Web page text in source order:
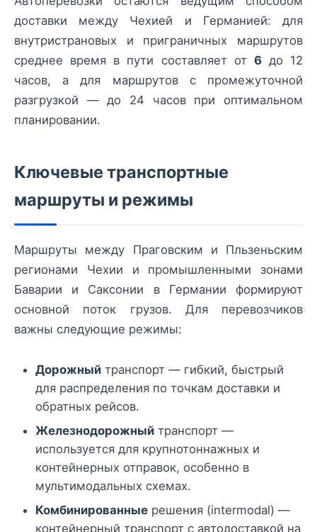
доставки между Чехией и Германией: для
внутристрановых и приграничных маршрутов
среднее время в пути составляет от 6до 12
часов, а для маршрутов с промежуточной
разгрузкой — до 24 часов при оптимальном
планировании.
Ключевые транспортные
маршруты и режимы
Маршруты между Праговским и Пльзеньским
регионами Чехии и промышленными зонами
Баварии и Саксонии в Германии формируют
основной поток грузов. Для перевозчиков
важны следующие режимы:
Дорожный транспорт — гибкий, быстрый
для распределения по точкам доставки и
обратных рейсов.
Железнодорожный транспорт —
используется для крупнотоннажных и
контейнерных отправок, особенно в
мультимодальных схемах.
Комбинированные решения (intermodal) —
контейнерный транспорт с автодоставкой на